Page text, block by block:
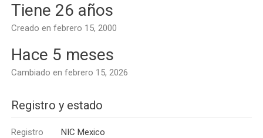
Tiene 26 años
Creado en febrero 15, 2000
Hace 5 meses
Cambiado en febrero 15, 2026
Registro y estado
Registro NIC Mexico